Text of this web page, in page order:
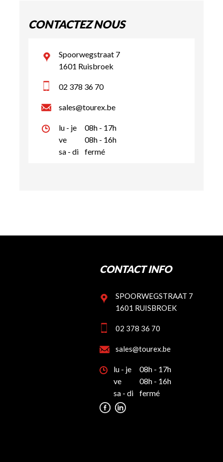
CONTACTEZ NOUS
Spoorwegstraat 7
1601 Ruisbroek
02 378 36 70
sales@tourex.be
lu - je
08h - 17h
ve
08h - 16h
sa - di
fermé
CONTACT INFO
SPOORWEGSTRAAT 7
1601 RUISBROEK
02 378 36 70
sales@tourex.be
lu - je
08h - 17h
ve
08h - 16h
sa - di
fermé